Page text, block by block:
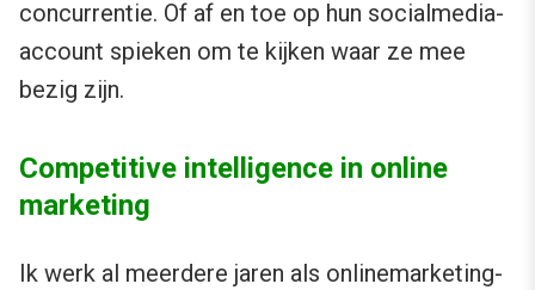
concurrentie. Of af en toe op hun socialmedia-
account spieken om te kijken waar ze mee
bezig zijn.
Competitive intelligence in online
marketing
Ik werk al meerdere jaren als onlinemarketing-